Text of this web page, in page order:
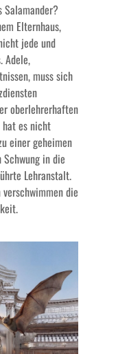
Elternhaus,
jede und
Adele,
muss sich
oberlehrerhaften
hat es nicht
einer geheimen
in die
Lehranstalt.
verschwimmen die